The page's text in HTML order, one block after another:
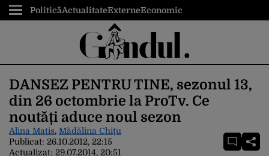
PoliticăActualitateExterneEconomic
DANSEZ PENTRU TINE, sezonul 13,
din 26 octombrie la ProTv. Ce
noutăți aduce noul sezon
Alina Matis, Mădălina Chițu
Publicat: 26.10.2012, 22:15
Actualizat: 29.07.2014, 20:51